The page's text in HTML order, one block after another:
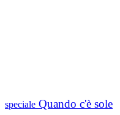
speciale Quando c'è sole